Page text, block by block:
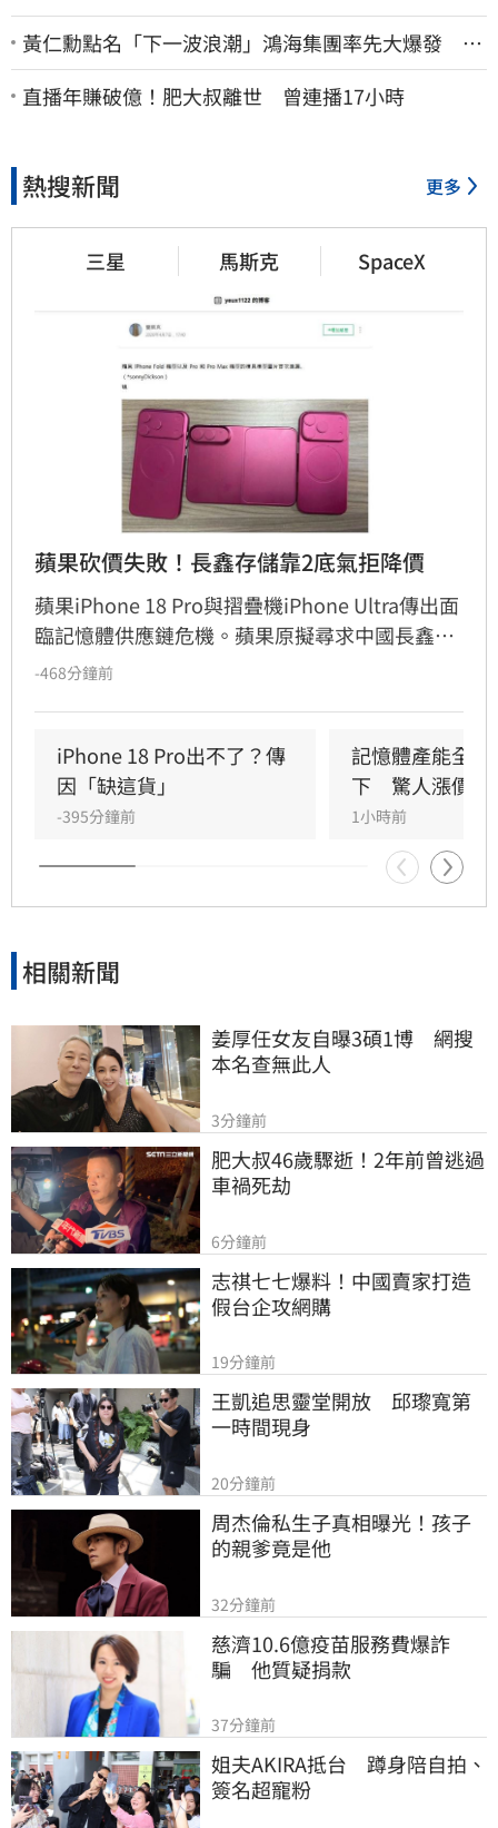
黃仁勳點名「下一波浪潮」鴻海集團率先大爆發 台
股這族群全面噴出
直播年賺破億！肥大叔離世 曾連播17小時
熱搜新聞 更多
三星 馬斯克 SpaceX
蘋果砍價失敗！長鑫存儲靠2底氣拒降價
蘋果iPhone 18 Pro與摺疊機iPhone Ultra傳出面
臨記憶體供應鏈危機。蘋果原擬尋求中國長鑫存
儲（CXMT）降低DRAM採購成本，卻因AI需求推
SK海力士相當。受記憶體成本飆升影響，市場預
測iPhone 18 Pro售價恐漲至1299美元，摺疊機
更可能突破2000美元大關，成為史上最貴
iPhone。此價格調整反映全球記憶體供需失衡，
恐進一步推高蘋果全系列產品定價，引發市場高
度關注。
-468分鐘前
iPhone 18 Pro出不了？傳
因「缺這貨」
-395分鐘前
記憶體產能全被
下　驚人漲價潮
1小時前
相關新聞
姜厚任女友自曝3碩1博　網搜
本名查無此人
3分鐘前
肥大叔46歲驟逝！2年前曾逃過
車禍死劫
6分鐘前
志祺七七爆料！中國賣家打造
假台企攻網購
19分鐘前
王凱追思靈堂開放　邱瓈寬第
一時間現身
20分鐘前
周杰倫私生子真相曝光！孩子
的親爹竟是他
32分鐘前
慈濟10.6億疫苗服務費爆詐
騙　他質疑捐款
37分鐘前
姐夫AKIRA抵台　蹲身陪自拍、
簽名超寵粉